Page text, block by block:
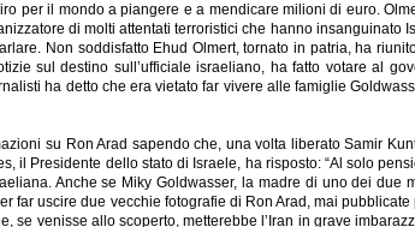
per il mondo a piangere e a mendicare milioni di euro.
di molti attentati terroristici che hanno
Non soddisfatto Ehud Olmert, tornato in patria, ha
sul destino sull’ufficiale israeliano, ha fatto votare al
ha detto che era vietato far vivere alle famiglie
su Ron Arad sapendo che, una volta liberato Samir
Presidente dello stato di Israele, ha risposto: “Al solo
Anche se Miky Goldwasser, la madre di uno dei
uscire due vecchie fotografie di Ron Arad, mai
venisse allo scoperto, metterebbe l’Iran in grave